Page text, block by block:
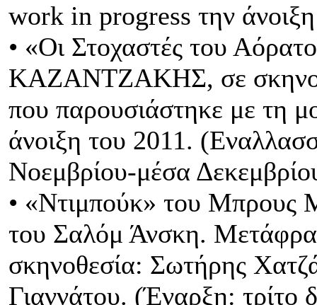
work in progress την
• «Οι Στοχαστές του
ΚΑΖΑΝΤΖΑΚΗΣ, σε
που παρουσιάστηκε με τη
άνοιξη του 2011.
Νοεμβρίου-μέσα
• «Ντιμπούκ» του Μπρους
του Σαλόμ Άνσκη.
σκηνοθεσία: Σωτήρης
Γιαννάτου. (Έναρξη: τρίτο